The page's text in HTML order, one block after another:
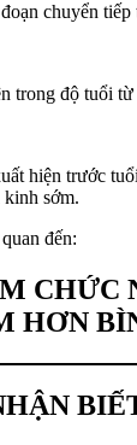
chuyển
trong độ tuổi từ
hiện trước
sớm.
đến:
CHỨC
HƠN